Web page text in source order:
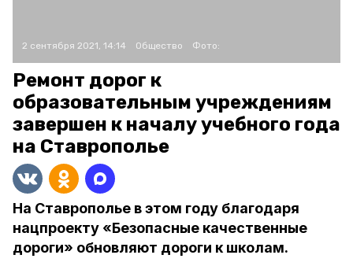
2 сентября 2021, 14:14 Общество Фото:
Ремонт дорог к
образовательным учреждениям
завершен к началу учебного года
на Ставрополье
На Ставрополье в этом году благодаря
нацпроекту «Безопасные качественные
дороги» обновляют дороги к школам.